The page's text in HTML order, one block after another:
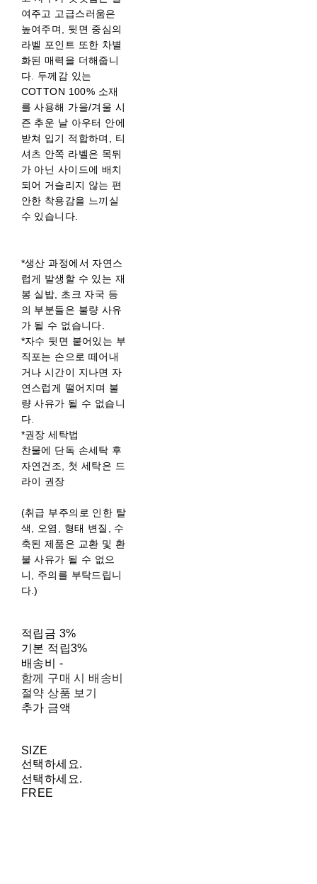
여주고 고급스러움은
높여주며, 뒷면 중심의
라벨 포인트 또한 차별
화된 매력을 더해줍니
다. 두께감 있는
COTTON 100% 소재
를 사용해 가을/겨울 시
즌 추운 날 아우터 안에
받쳐 입기 적합하며, 티
셔츠 안쪽 라벨은 목뒤
가 아닌 사이드에 배치
되어 거슬리지 않는 편
안한 착용감을 느끼실
수 있습니다.
*생산 과정에서 자연스
럽게 발생할 수 있는 재
봉 실밥, 초크 자국 등
의 부분들은 불량 사유
가 될 수 없습니다.
*자수 뒷면 붙어있는 부
직포는 손으로 떼어내
거나 시간이 지나면 자
연스럽게 떨어지며 불
량 사유가 될 수 없습니
다.
*권장 세탁법
찬물에 단독 손세탁 후
자연건조, 첫 세탁은 드
라이 권장
(취급 부주의로 인한 탈
색, 오염, 형태 변질, 수
축된 제품은 교환 및 환
불 사유가 될 수 없으
니, 주의를 부탁드립니
다.)
적립금 3%
기본 적립3%
배송비 -
함께 구매 시 배송비
절약 상품 보기
추가 금액
SIZE
선택하세요.
선택하세요.
FREE